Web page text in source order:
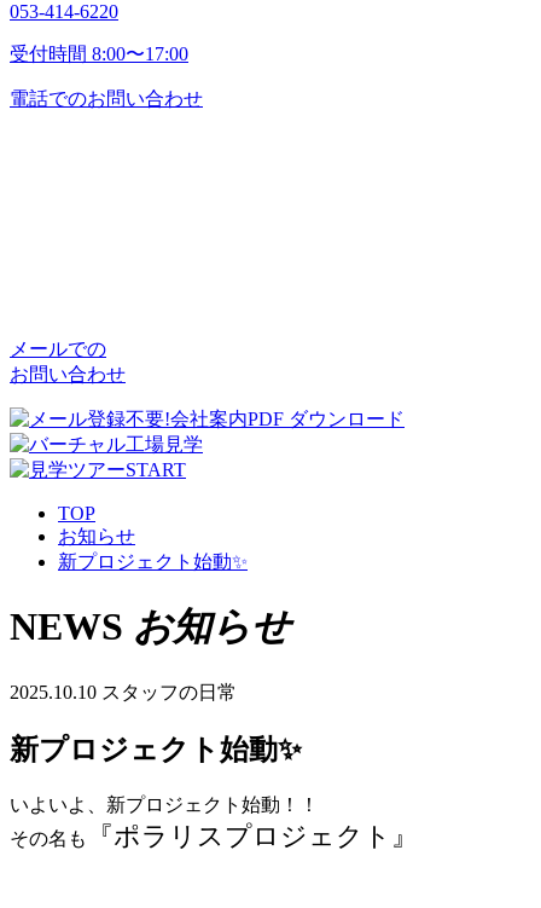
053-414-6220
受付時間 8:00〜17:00
電話でのお問い合わせ
メールでの
お問い合わせ
TOP
お知らせ
新プロジェクト始動✨
NEWS お知らせ
2025.10.10 スタッフの日常
新プロジェクト始動✨
いよいよ、新プロジェクト始動！！
その名も
『ポラリスプロジェクト』